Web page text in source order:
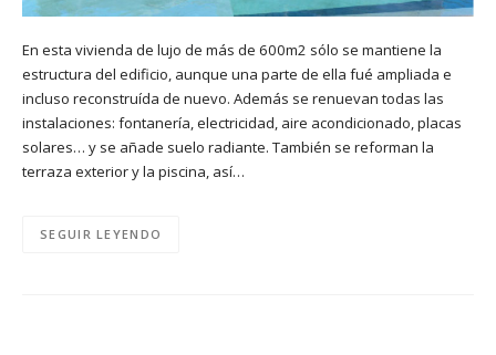
En esta vivienda de lujo de más de 600m2 sólo se mantiene la
estructura del edificio, aunque una parte de ella fué ampliada e
incluso reconstruída de nuevo. Además se renuevan todas las
instalaciones: fontanería, electricidad, aire acondicionado, placas
solares… y se añade suelo radiante. También se reforman la
terraza exterior y la piscina, así…
SEGUIR LEYENDO